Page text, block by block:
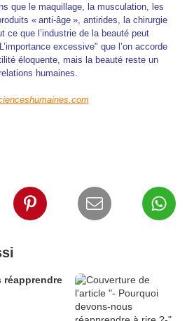
que le maquillage, la musculation, les
« anti-âge », antirides, la chirurgie
ce que l’industrie de la beauté peut
excessive" que l’on accorde
éloquente, mais la beauté reste un
humaines.
réapprendre